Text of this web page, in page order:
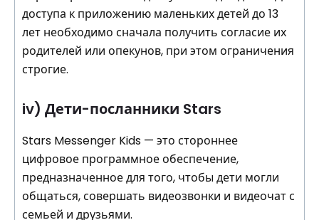
доступа к приложению маленьких детей до 13
лет необходимо сначала получить согласие их
родителей или опекунов, при этом ограничения
строгие.
iv) Дети-посланники Stars
Stars Messenger Kids — это стороннее
цифровое программное обеспечение,
предназначенное для того, чтобы дети могли
общаться, совершать видеозвонки и видеочат с
семьей и друзьями.